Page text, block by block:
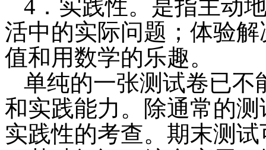
4．实践性。是指主动
活中的实际问题；体验
值和用数学的乐趣。
单纯的一张测试卷已不
和实践能力。除通常的
实践性的考查。期末测